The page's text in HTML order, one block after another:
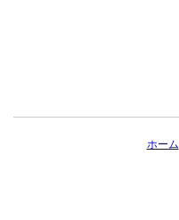
ホーム